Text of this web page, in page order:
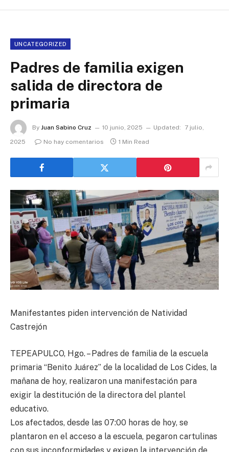
UNCATEGORIZED
Padres de familia exigen
salida de directora de
primaria
By Juan Sabino Cruz 10 junio, 2025 Updated:
7 julio,
2025
No hay comentarios 1 Min Read
Manifestantes piden intervención de Natividad
Castrejón
TEPEAPULCO, Hgo. – Padres de familia de la escuela
primaria “Benito Juárez” de la localidad de Los Cides, la
mañana de hoy, realizaron una manifestación para
exigir la destitución de la directora del plantel
educativo.
Los afectados, desde las 07:00 horas de hoy, se
plantaron en el acceso a la escuela, pegaron cartulinas